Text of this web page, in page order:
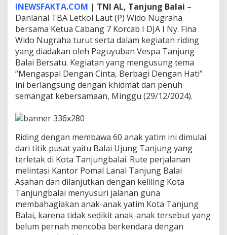
n
g
B
a
l
a
M
n
g
s
a
l
D
e
n
g
a
C
i
n
INEWSFAKTA.COM | TNI AL, Tanjung Balai –
Danlanal TBA Letkol Laut (P) Wido Nugraha
bersama Ketua Cabang 7 Korcab I DJA I Ny. Fina
Wido Nugraha turut serta dalam kegiatan riding
yang diadakan oleh Paguyuban Vespa Tanjung
Balai Bersatu. Kegiatan yang mengusung tema
“Mengaspal Dengan Cinta, Berbagi Dengan Hati”
ini berlangsung dengan khidmat dan penuh
semangat kebersamaan, Minggu (29/12/2024).
Riding dengan membawa 60 anak yatim ini dimulai
dari titik pusat yaitu Balai Ujung Tanjung yang
terletak di Kota Tanjungbalai. Rute perjalanan
melintasi Kantor Pomal Lanal Tanjung Balai
Asahan dan dilanjutkan dengan keliling Kota
Tanjungbalai menyusuri jalanan guna
membahagiakan anak-anak yatim Kota Tanjung
Balai, karena tidak sedikit anak-anak tersebut yang
belum pernah mencoba berkendara dengan